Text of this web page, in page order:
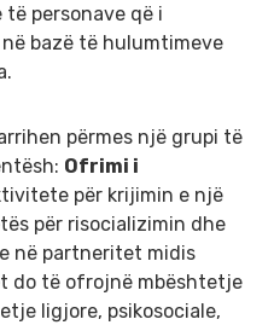
të personave që i
bazë të hulumtimeve
përmes një grupi të
Ofrimi i
për krijimin e një
për risocializimin dhe
në partneritet midis
do të ofrojnë mbështetje
ligjore, psikosociale,